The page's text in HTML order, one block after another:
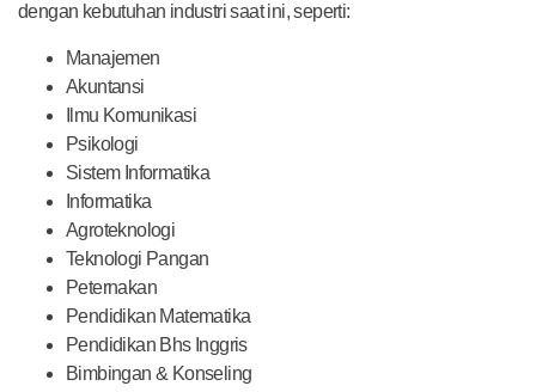
dengan kebutuhan industri saat ini, seperti:
Manajemen
Akuntansi
Ilmu Komunikasi
Psikologi
Sistem Informatika
Informatika
Agroteknologi
Teknologi Pangan
Peternakan
Pendidikan Matematika
Pendidikan Bhs Inggris
Bimbingan & Konseling